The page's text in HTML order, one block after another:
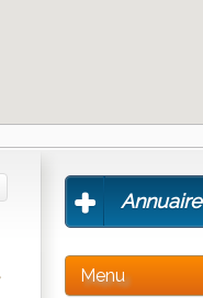
Annuaire
Menu